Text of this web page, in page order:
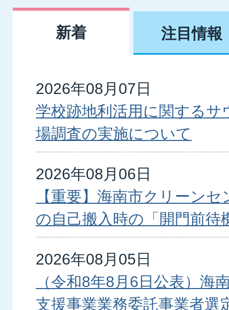
新着 注目情報
新
着
2026年08月07日
学校跡地利活用に関する
場調査の実施について
2026年08月06日
【重要】海南市クリーン
の自己搬入時の「開門前待
2026年08月05日
（令和8年8月6日公表）海
支援事業業務委託事業者選